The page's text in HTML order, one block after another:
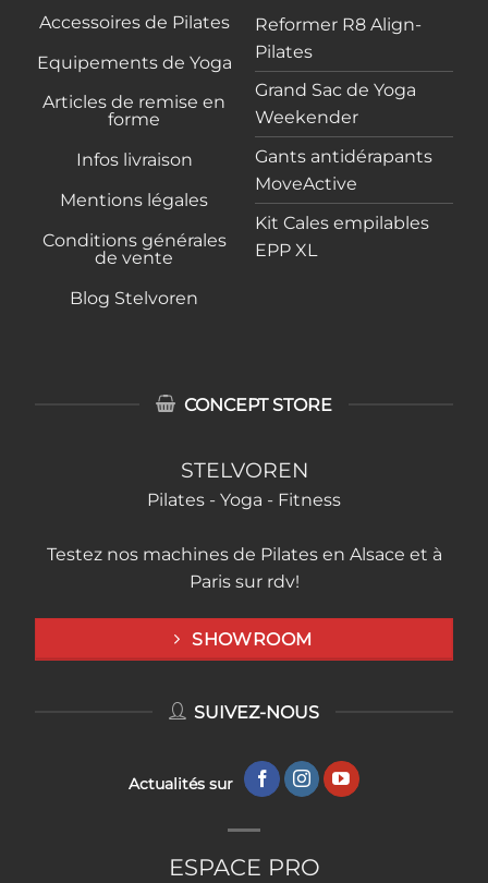
Accessoires de Pilates
Equipements de Yoga
Articles de remise en
forme
Infos livraison
Mentions légales
Conditions générales
de vente
Blog Stelvoren
Reformer R8 Align-
Pilates
Grand Sac de Yoga
Weekender
Gants antidérapants
MoveActive
Kit Cales empilables
EPP XL
CONCEPT STORE
STELVOREN
Pilates - Yoga - Fitness
Testez nos machines de Pilates en Alsace et à
Paris sur rdv!
SHOWROOM
SUIVEZ-NOUS
Actualités sur
ESPACE PRO